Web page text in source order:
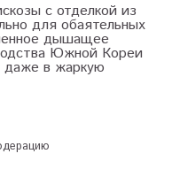
с отделкой из
для обаятельных
дышащее
Южной Кореи
в жаркую